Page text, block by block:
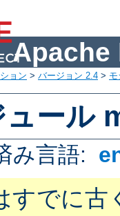
Apache
ョン > バージョン 2.4 >
ール
み言語:
すでに古